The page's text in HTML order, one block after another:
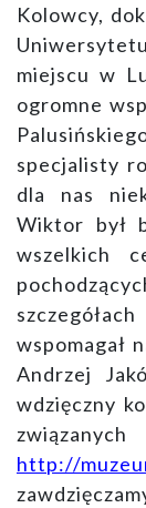
Kolowcy,
miejscu w
ogromne
specjalisty
dla nas
Wiktor był
wszelkich
wspomagał
Andrzej
wdzięczny
http://